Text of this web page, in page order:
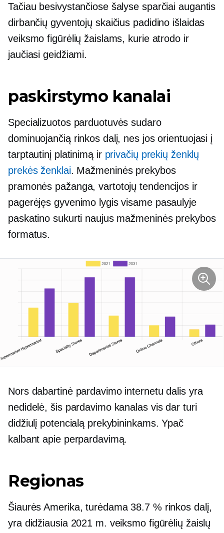
Tačiau besivystančiose šalyse sparčiai augantis
dirbančių gyventojų skaičius padidino išlaidas
veiksmo figūrėlių žaislams, kurie atrodo ir
jaučiasi geidžiami.
paskirstymo kanalai
Specializuotos parduotuvės sudaro
dominuojančią rinkos dalį, nes jos orientuojasi į
tarptautinį platinimą ir privačių prekių ženklų
prekės ženklai. Mažmeninės prekybos
pramonės pažanga, vartotojų tendencijos ir
pagerėjęs gyvenimo lygis visame pasaulyje
paskatino sukurti naujus mažmeninės prekybos
formatus.
Nors dabartinė pardavimo internetu dalis yra
nedidelė, šis pardavimo kanalas vis dar turi
didžiulį potencialą prekybininkams. Ypač
kalbant apie perpardavimą.
Regionas
Šiaurės Amerika, turėdama 38.7 % rinkos dalį,
yra didžiausia 2021 m. veiksmo figūrėlių žaislų